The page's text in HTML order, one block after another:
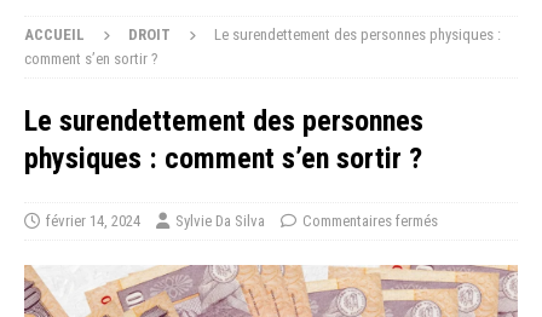
ACCUEIL DROIT
Le surendettement des personnes physiques :
comment s’en sortir ?
Le surendettement des personnes
physiques : comment s’en sortir ?
février 14, 2024 Sylvie Da Silva Commentaires fermés